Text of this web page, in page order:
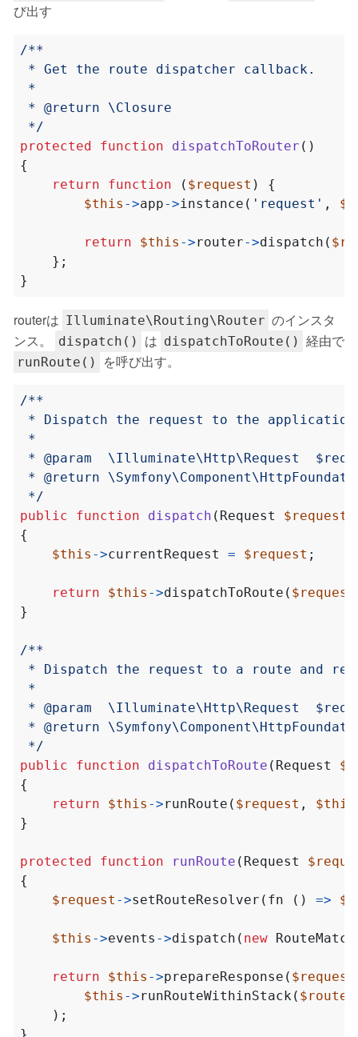
び出す
*/
protected
function dispatchToRouter ()
{
return
function ( $request )
{
$this ->app->instance ( 'request' ,
return $this ->router->dispatch (
};
}
routerは Illuminate\Routing\Router のインスタ
ンス。
dispatch() は dispatchToRoute() 経由で
runRoute() を呼び出す。
*/
public
function dispatch ( Request $request
{
$this ->currentRequest = $request ;
return $this ->dispatchToRoute ( $request
}
*/
public
function dispatchToRoute ( Request
{
return
$this ->runRoute ( $request , $this
}
protected function runRoute ( Request
{
$request ->setRouteResolver ( fn () =>
$this ->events ->dispatch ( new
return $this ->prepareResponse ( $request
$this ->runRouteWithinStack ( $route
);